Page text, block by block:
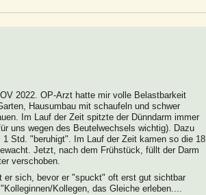
2022. OP-Arzt hatte mir volle Belastbarkeit
Hausumbau mit schaufeln und schwer
Im Lauf der Zeit spitzte der Dünndarm immer
uns wegen des Beutelwechsels wichtig). Dazu
Std. "beruhigt". Im Lauf der Zeit kamen so die 18
Jetzt, nach dem Frühstück, füllt der Darm
verschoben.
er sich, bevor er "spuckt" oft erst gut sichtbar
Kollegen, das Gleiche erleben....